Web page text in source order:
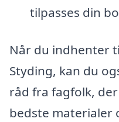
tilpasses din
Når du indhenter
Styding, kan du
råd fra fagfolk,
bedste materialer